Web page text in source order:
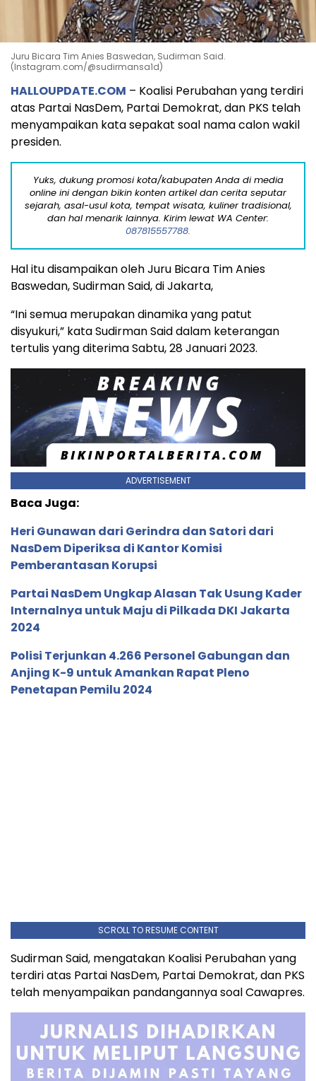
Juru Bicara Tim Anies Baswedan, Sudirman Said.
(Instagram.com/@sudirmansa1d)
HALLOUPDATE.COM – Koalisi Perubahan yang terdiri
atas Partai NasDem, Partai Demokrat, dan PKS telah
menyampaikan kata sepakat soal nama calon wakil
presiden.
Yuks, dukung promosi kota/kabupaten Anda di media
online ini dengan bikin konten artikel dan cerita seputar
sejarah, asal-usul kota, tempat wisata, kuliner tradisional,
dan hal menarik lainnya. Kirim lewat WA Center:
087815557788.
Hal itu disampaikan oleh Juru Bicara Tim Anies
Baswedan, Sudirman Said, di Jakarta,
“Ini semua merupakan dinamika yang patut
disyukuri,” kata Sudirman Said dalam keterangan
tertulis yang diterima Sabtu, 28 Januari 2023.
ADVERTISEMENT
Baca Juga:
Heri Gunawan dari Gerindra dan Satori dari
NasDem Diperiksa di Kantor Komisi
Pemberantasan Korupsi
Partai NasDem Ungkap Alasan Tak Usung Kader
Internalnya untuk Maju di Pilkada DKI Jakarta
2024
Polisi Terjunkan 4.266 Personel Gabungan dan
Anjing K-9 untuk Amankan Rapat Pleno
Penetapan Pemilu 2024
SCROLL TO RESUME CONTENT
Sudirman Said, mengatakan Koalisi Perubahan yang
terdiri atas Partai NasDem, Partai Demokrat, dan PKS
telah menyampaikan pandangannya soal Cawapres.